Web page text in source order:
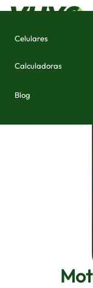
Celulares
Calculadoras
Blog